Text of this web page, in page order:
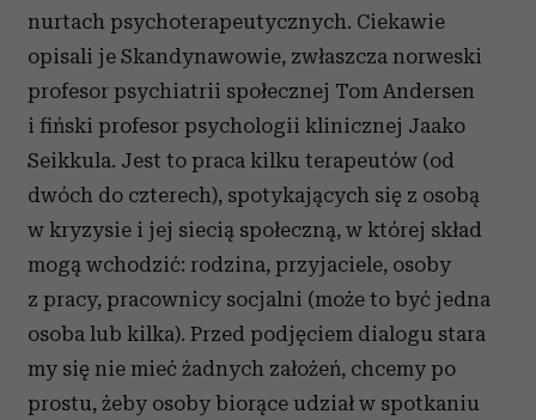
nurtach psychoterapeutycznych. Ciekawie
opisali je Skandynawowie, zwłaszcza norweski
profesor psychiatrii społecznej Tom Andersen
i fiński profesor psychologii klinicznej Jaako
Seikkula. Jest to praca kilku terapeutów (od
dwóch do czterech), spotykających się z osobą
w kryzysie i jej siecią społeczną, w której skład
mogą wchodzić: rodzina, przyjaciele, osoby
z pracy, pracownicy socjalni (może to być jedna
osoba lub kilka). Przed podjęciem dialogu stara
my się nie mieć żadnych założeń, chcemy po
prostu, żeby osoby biorące udział w spotkaniu